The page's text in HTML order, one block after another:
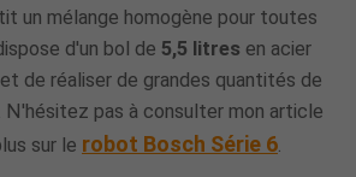
un mélange homogène pour toutes
d'un bol de 5,5 litres en acier
de réaliser de grandes quantités de
pas à consulter mon article
sur le robot Bosch Série 6.